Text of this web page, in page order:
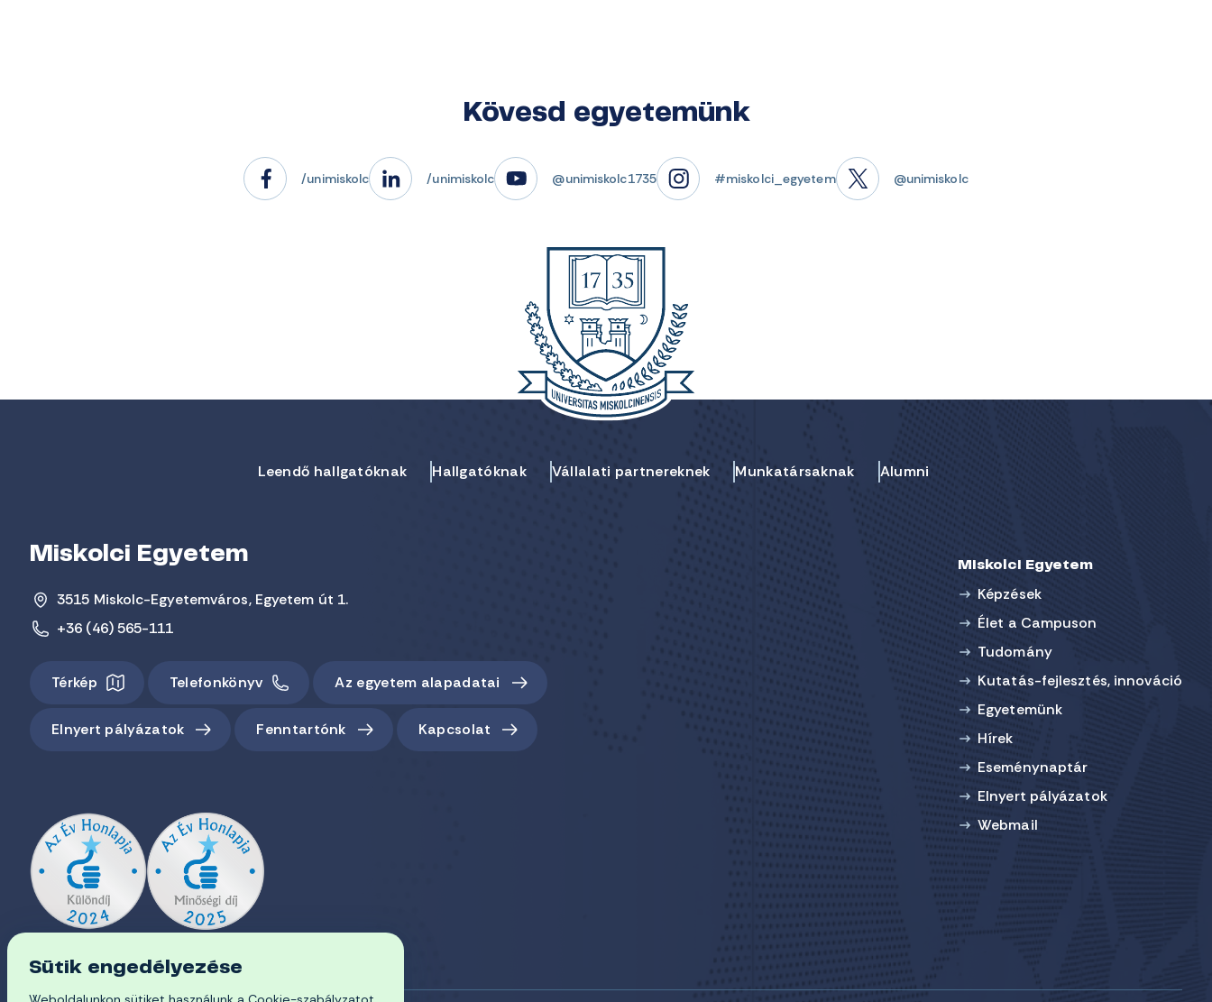
Kövesd egyetemünk
/unimiskolc /unimiskolc @unimiskolc1735 #miskolci_egyetem @unimiskolc
Leendő hallgatóknak Hallgatóknak Vállalati partnereknek Munkatársaknak Alumni
Miskolci Egyetem
3515 Miskolc-Egyetemváros, Egyetem út 1.
+36 (46) 565-111
Térkép Telefonkönyv Az egyetem alapadatai
Elnyert pályázatok Fenntartónk Kapcsolat
Miskolci Egyetem
Képzések
Élet a Campuson
Tudomány
Kutatás-fejlesztés, innováció
Egyetemünk
Hírek
Eseménynaptár
Elnyert pályázatok
Webmail
Sütik engedélyezése